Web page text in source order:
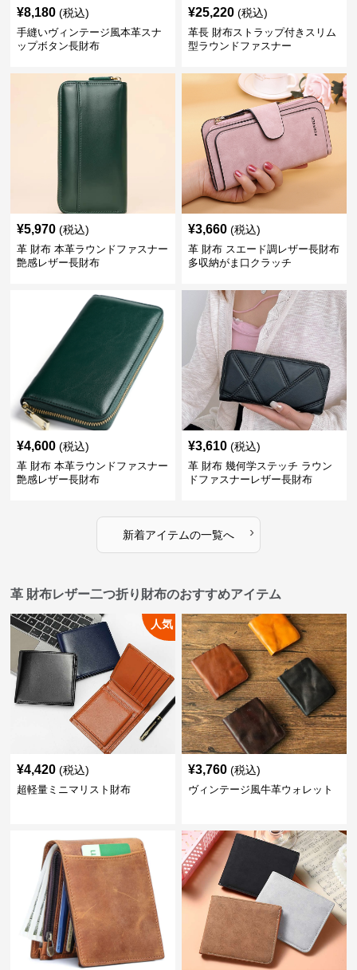
¥8,180 (税込)
手縫いヴィンテージ風本革スナ
ップボタン長財布
¥25,220 (税込)
革長 財布ストラップ付きスリム
型ラウンドファスナー
¥5,970 (税込)
革 財布 本革ラウンドファスナー
艶感レザー長財布
¥3,660 (税込)
革 財布 スエード調レザー長財布
多収納がま口クラッチ
¥4,600 (税込)
革 財布 本革ラウンドファスナー
艶感レザー長財布
¥3,610 (税込)
革 財布 幾何学ステッチ ラウン
ドファスナーレザー長財布
新着アイテムの一覧へ ›
革 財布レザー二つ折り財布のおすすめアイテム
人気
¥4,420 (税込)
超軽量ミニマリスト財布
¥3,760 (税込)
ヴィンテージ風牛革ウォレット